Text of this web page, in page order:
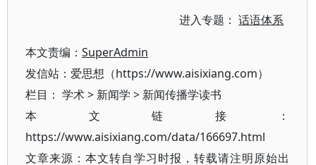
进入专题：话语体系
本文责编： SuperAdmin
发信站：爱思想（https://www.aisixiang.com）
栏目： 学术> 新闻学 > 新闻传播学读书
本文链接：
https://www.aisixiang.com/data/166697.html
文章来源：本文转自学习时报，转载请注明原始出